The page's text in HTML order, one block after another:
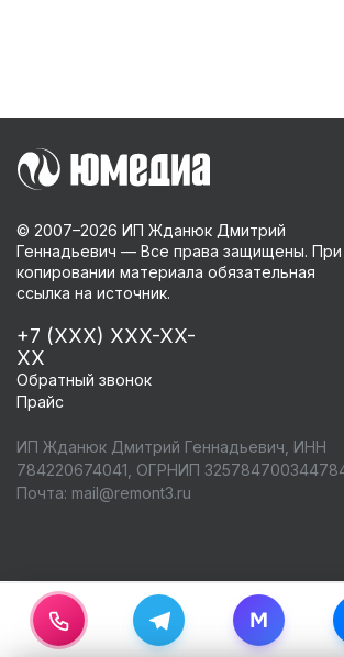
© 2007–2026 ИП Жданюк Дмитрий
Геннадьевич — Все права защищены. При
копировании материала обязательная
ссылка на источник.
+7 (XXX) XXX-XX-
XX
Обратный звонок
Прайс
ИП Жданюк Дмитрий Геннадьевич, ИНН
784220674041, ОГРНИП
Почта: mail@remont3.ru
M